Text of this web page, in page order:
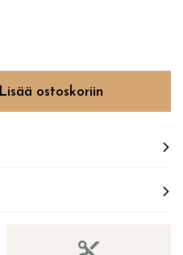
Lisää ostoskoriin